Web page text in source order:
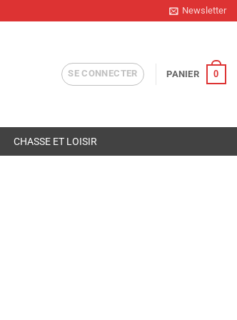
Newsletter
SE CONNECTER PANIER 0
CHASSE ET LOISIR